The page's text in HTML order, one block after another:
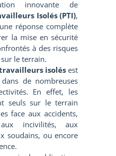
innovante de
Isolés (PTI),
réponse complète
la mise en sécurité
à des risques
le terrain.
isolés est
de nombreuses
En effet, les
seuls sur le terrain
face aux accidents,
incivilités, aux
soudains, ou encore